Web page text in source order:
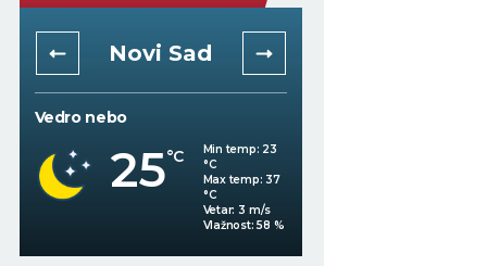
Novi Sad
Vedro nebo
25°C Min temp: 23
°C
Max temp: 37
°C
Vetar: 3 m/s
Vlažnost: 58 %